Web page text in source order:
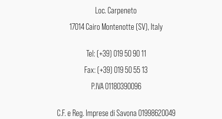
Loc. Carpeneto
17014 Cairo Montenotte (SV), Italy
Tel: (+39) 019 50 90 11
Fax: (+39) 019 50 55 13
P.IVA 01180390096
C.F. e Reg. Imprese di Savona 01998620049